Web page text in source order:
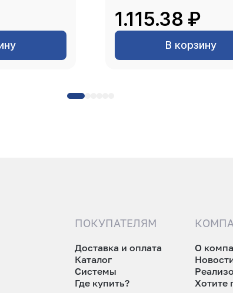
1.115.38 ₽
В корзину
ПОКУПАТЕЛЯМ
Доставка и оплата
Каталог
Системы
Где купить?
О
Хотите